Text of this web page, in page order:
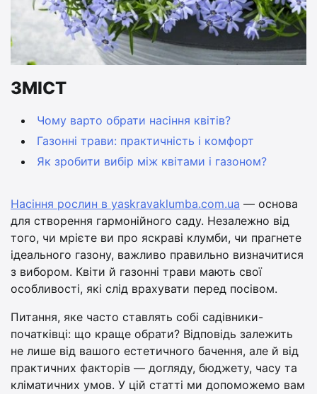
ЗМІСТ
Чому варто обрати насіння квітів?
Газонні трави: практичність і комфорт
Як зробити вибір між квітами і газоном?
Насіння рослин в yaskravaklumba.com.ua — основа
для створення гармонійного саду. Незалежно від
того, чи мрієте ви про яскраві клумби, чи прагнете
ідеального газону, важливо правильно визначитися
з вибором. Квіти й газонні трави мають свої
особливості, які слід врахувати перед посівом.
Питання, яке часто ставлять собі садівники-
початківці: що краще обрати? Відповідь залежить
не лише від вашого естетичного бачення, але й від
практичних факторів — догляду, бюджету, часу та
кліматичних умов. У цій статті ми допоможемо вам